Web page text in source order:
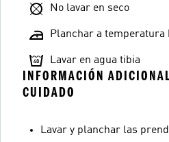
No lavar en seco
Planchar a temperatura
Lavar en agua tibia
INFORMACIÓN
CUIDADO
Lavar y planchar las